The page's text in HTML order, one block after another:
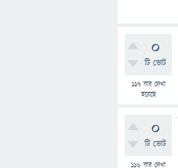
0
টি ভোট
117বার দেখা
হয়েছে
0
টি ভোট
116 বার দেখা